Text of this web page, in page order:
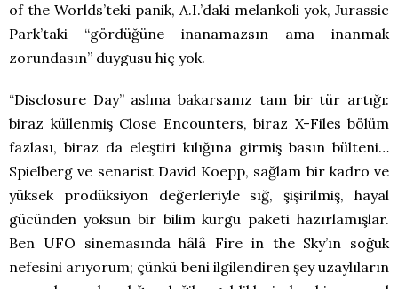
of the Worlds’teki panik, A.I.’daki melankoli yok, Jurassic
Park’taki “gördüğüne inanamazsın ama inanmak
zorundasın” duygusu hiç yok.
“Disclosure Day” aslına bakarsanız tam bir tür artığı:
biraz küllenmiş Close Encounters, biraz X-Files bölüm
fazlası, biraz da eleştiri kılığına girmiş basın bülteni…
Spielberg ve senarist David Koepp, sağlam bir kadro ve
yüksek prodüksiyon değerleriyle sığ, şişirilmiş, hayal
gücünden yoksun bir bilim kurgu paketi hazırlamışlar.
Ben UFO sinemasında hâlâ Fire in the Sky’ın soğuk
nefesini arıyorum; çünkü beni ilgilendiren şey uzaylıların